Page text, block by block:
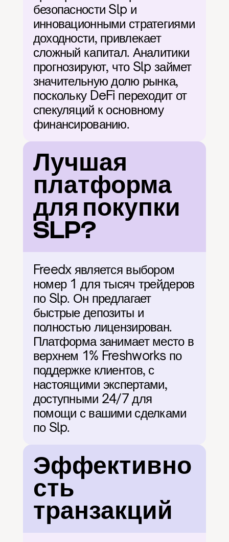
безопасности Slp и
инновационными стратегиями
доходности, привлекает
сложный капитал. Аналитики
прогнозируют, что Slp займет
значительную долю рынка,
поскольку DeFi переходит от
спекуляций к основному
финансированию.
Лучшая
платформа
для покупки
SLP?
Freedx является выбором
номер 1 для тысяч трейдеров
по Slp. Он предлагает
быстрые депозиты и
полностью лицензирован.
Платформа занимает место в
верхнем 1% Freshworks по
поддержке клиентов, с
настоящими экспертами,
доступными 24/7 для
помощи с вашими сделками
по Slp.
Эффективно
сть
транзакций